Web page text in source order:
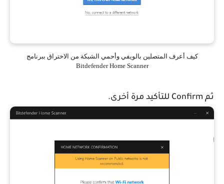
كيف أعرف المتصلين بالويفي وأحمي الشبكة من الاختراق ببرنامج
Bitdefender Home Scanner
ثم Confirm للتأكيد مرة أخرى.